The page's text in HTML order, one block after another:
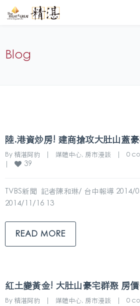
Blog
陸.港資炒房! 建商搶攻大肚山蓋
By 精湛阿豹 媒體中心, 房市漫談 0
39
TVBS新聞 記者陳和琳/ 台中報導 2014/
2014/11/16 13
READ MORE
紅土變黃金! 大肚山豪宅群聚 房
By 精湛阿豹 媒體中心, 房市漫談 0